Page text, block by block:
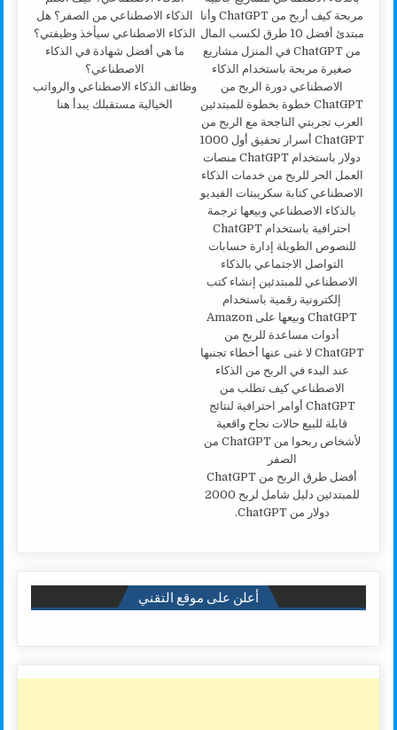
أفضل طرق الربح من ChatGPT
للمبتدئين دليل شامل لربح 2000
دولار من ChatGPT.
وظائف الذكاء الاصطناعي والرواتب
الخيالية مستقبلك يبدأ هنا
أعلن على موقع التقني